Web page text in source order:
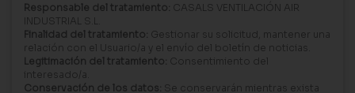
Responsable del tratamiento: CASALS VENTILACIÓN AIR
INDUSTRIAL S.L.
Finalidad del tratamiento: Gestionar su solicitud, mantener una
relación con el Usuario/a y el envío del boletín de noticias.
Legitimación del tratamiento: Consentimiento del
interesado/a.
Conservación de los datos: Se conservarán mientras exista